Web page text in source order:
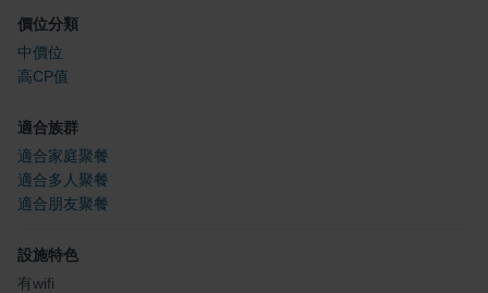
價位分類
中價位
高CP值
適合族群
適合家庭聚餐
適合多人聚餐
適合朋友聚餐
設施特色
有wifi